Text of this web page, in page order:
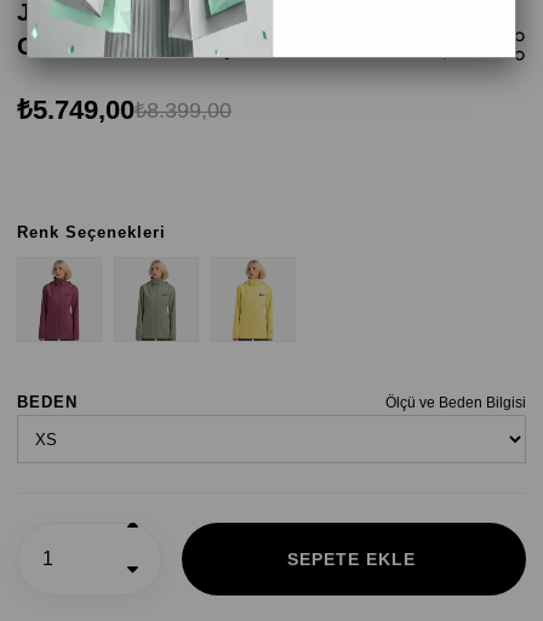
Jack Wolfskin Trail Time 2L JKT W Kadın
Ceket - Kaktüs Yeşili
₺8.399,00
₺5.749,00
Renk Seçenekleri
Ölçü ve Beden Bilgisi
BEDEN